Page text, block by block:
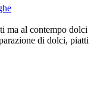
ma al contempo dolci
di dolci, piatti